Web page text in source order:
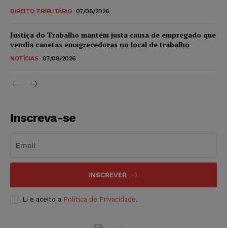
DIREITO TRIBUTÁRIO 07/08/2026
Justiça do Trabalho mantém justa causa de empregado que
vendia canetas emagrecedoras no local de trabalho
NOTÍCIAS 07/08/2026
Inscreva-se
INSCREVER
Li e aceito a Política de Privacidade.